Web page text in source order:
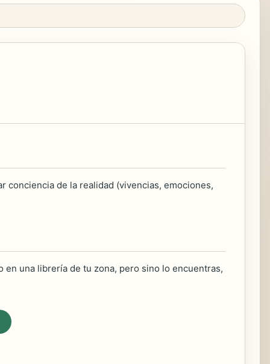
conciencia de la realidad (vivencias, emociones,
una librería de tu zona, pero sino lo encuentras,